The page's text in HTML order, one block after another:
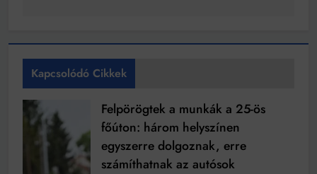
Kapcsolódó Cikkek
Felpörögtek a munkák a 25-ös
főúton: három helyszínen
egyszerre dolgoznak, erre
számíthatnak az autósok